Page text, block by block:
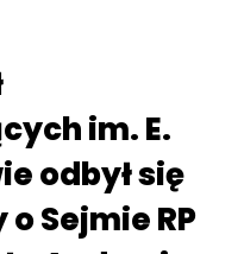
im. E.
odbył się
Sejmie RP